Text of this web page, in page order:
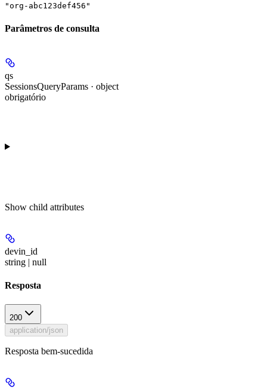
"org-abc123def456"
Parâmetros de consulta
qs
SessionsQueryParams · object
obrigatório
Show child attributes
devin_id
string | null
Resposta
200
application/json
Resposta bem-sucedida